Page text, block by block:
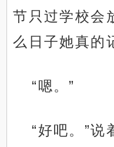
节只过学校会
么日子她真的
“嗯。”
“好吧。”说